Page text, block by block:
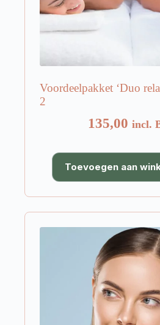
Voordeelpakket ‘Duo
2
135,00 incl.
Toevoegen aan